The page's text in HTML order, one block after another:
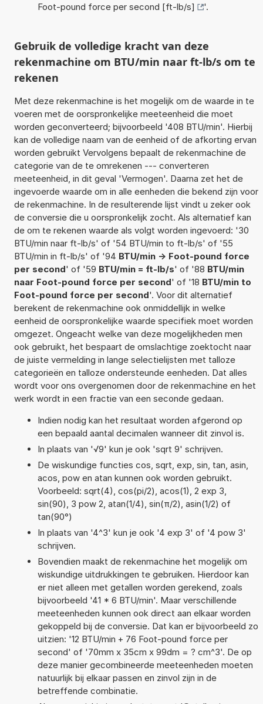
Foot-pound force per second [ft-lb/s]
'.
Gebruik de volledige kracht van deze
rekenmachine om BTU/min naar ft-lb/s om te
rekenen
Met deze rekenmachine is het mogelijk om de waarde in te
voeren met de oorspronkelijke meeteenheid die moet
worden geconverteerd; bijvoorbeeld '408 BTU/min'. Hierbij
kan de volledige naam van de eenheid of de afkorting ervan
worden gebruikt Vervolgens bepaalt de rekenmachine de
categorie van de te omrekenen --- converteren
meeteenheid, in dit geval 'Vermogen'. Daarna zet het de
ingevoerde waarde om in alle eenheden die bekend zijn voor
de rekenmachine. In de resulterende lijst vindt u zeker ook
de conversie die u oorspronkelijk zocht. Als alternatief kan
de om te rekenen waarde als volgt worden ingevoerd: '30
BTU/min naar ft-lb/s' of '54 BTU/min to ft-lb/s' of '55
BTU/min in ft-lb/s' of '94 BTU/min -> Foot-pound force
per second' of '59 BTU/min = ft-lb/s' of '88 BTU/min
naar Foot-pound force per second' of '18 BTU/min to
Foot-pound force per second'. Voor dit alternatief
berekent de rekenmachine ook onmiddellijk in welke
eenheid de oorspronkelijke waarde specifiek moet worden
omgezet. Ongeacht welke van deze mogelijkheden men
ook gebruikt, het bespaart de omslachtige zoektocht naar
de juiste vermelding in lange selectielijsten met talloze
categorieën en talloze ondersteunde eenheden. Dat alles
wordt voor ons overgenomen door de rekenmachine en het
werk wordt in een fractie van een seconde gedaan.
Indien nodig kan het resultaat worden afgerond op
een bepaald aantal decimalen wanneer dit zinvol is.
In plaats van '√9' kun je ook 'sqrt 9' schrijven.
De wiskundige functies cos, sqrt, exp, sin, tan, asin,
acos, pow en atan kunnen ook worden gebruikt.
Voorbeeld: sqrt(4), cos(pi/2), acos(1), 2 exp 3,
sin(90), 3 pow 2, atan(1/4), sin(π/2), asin(1/2) of
tan(90°)
In plaats van '4^3' kun je ook '4 exp 3' of '4 pow 3'
schrijven.
Bovendien maakt de rekenmachine het mogelijk om
wiskundige uitdrukkingen te gebruiken. Hierdoor kan
er niet alleen met getallen worden gerekend, zoals
bijvoorbeeld '41 * 6 BTU/min'. Maar verschillende
meeteenheden kunnen ook direct aan elkaar worden
gekoppeld bij de conversie. Dat kan er bijvoorbeeld zo
uitzien: '12 BTU/min + 76 Foot-pound force per
second' of '70mm x 35cm x 99dm = ? cm^3'. De op
deze manier gecombineerde meeteenheden moeten
natuurlijk bij elkaar passen en zinvol zijn in de
betreffende combinatie.